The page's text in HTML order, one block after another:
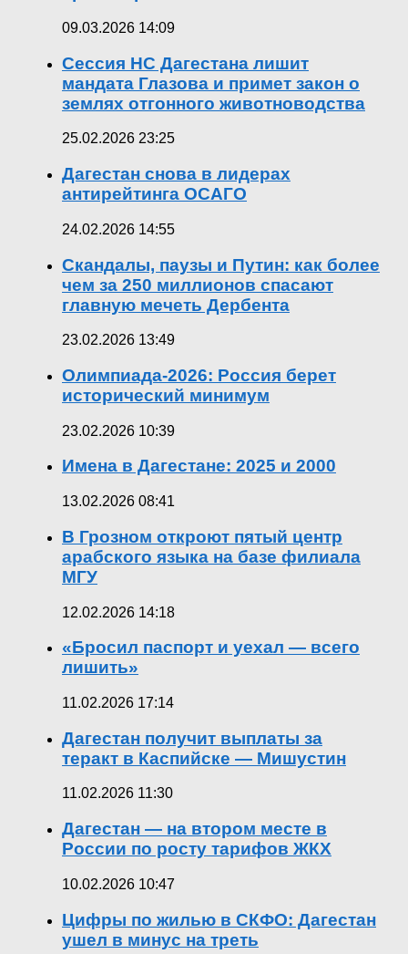
09.03.2026 14:09
Сессия НС Дагестана лишит
мандата Глазова и примет закон о
землях отгонного животноводства
25.02.2026 23:25
Дагестан снова в лидерах
антирейтинга ОСАГО
24.02.2026 14:55
Скандалы, паузы и Путин: как более
чем за 250 миллионов спасают
главную мечеть Дербента
23.02.2026 13:49
Олимпиада-2026: Россия берет
исторический минимум
23.02.2026 10:39
Имена в Дагестане: 2025 и 2000
13.02.2026 08:41
В Грозном откроют пятый центр
арабского языка на базе филиала
МГУ
12.02.2026 14:18
«Бросил паспорт и уехал — всего
лишить»
11.02.2026 17:14
Дагестан получит выплаты за
теракт в Каспийске — Мишустин
11.02.2026 11:30
Дагестан — на втором месте в
России по росту тарифов ЖКХ
10.02.2026 10:47
Цифры по жилью в СКФО: Дагестан
ушел в минус на треть